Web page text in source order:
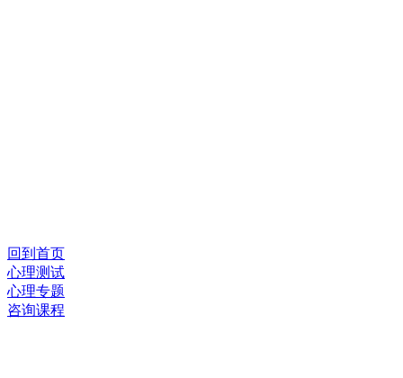
回到首页
心理测试
心理专题
咨询课程